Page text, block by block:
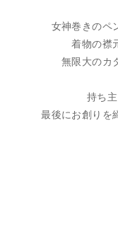
女神巻きのペ
着物の襟
無限大のカ
持ち
最後にお創りを